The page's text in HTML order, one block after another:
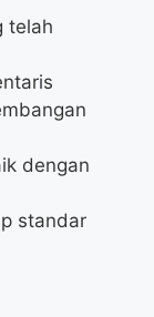
telah
dengan
standar